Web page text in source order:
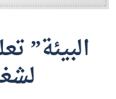
البيئة”
لشغل